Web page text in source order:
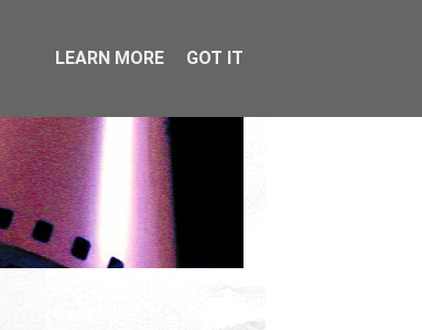
LEARN MORE GOT IT